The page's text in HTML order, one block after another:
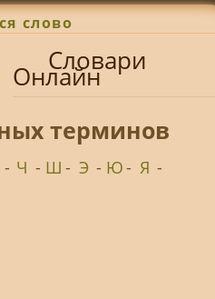
слово
Словари
Онлайн
терминов
- Ч - Ш - Э - Ю- Я -